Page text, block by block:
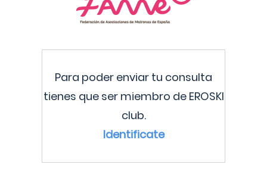
Para poder enviar tu consulta
tienes que ser miembro de EROSKI
club.
Identificate